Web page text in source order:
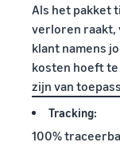
het Midden-
Oosten en
Noord-
Als het pakket
verloren raakt,
klant namens
kosten hoeft
zijn van
Tracking:
100%